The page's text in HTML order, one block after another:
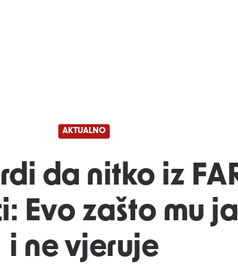
AKTUALNO
da nitko iz
Evo zašto mu
i ne vjeruje